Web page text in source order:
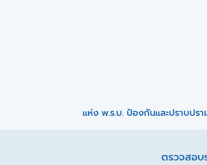
แห่ง พ.ร.บ. ป้องกันและปราบปร
ตรวจสอบ